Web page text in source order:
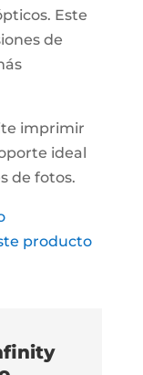
Este
de
imprimir
ideal
de fotos.
producto